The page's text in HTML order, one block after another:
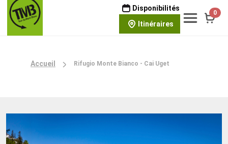
Disponibilités
Itinéraires
0
Accueil Rifugio Monte Bianco - Cai Uget